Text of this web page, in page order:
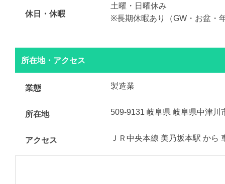
休日・休暇
土曜・日曜休み
※長期休暇あり（GW・お盆・
所在地・アクセス
業態 製造業
所在地 509-9131 岐阜県 岐阜県中津川
アクセス ＪＲ中央本線 美乃坂本駅 から